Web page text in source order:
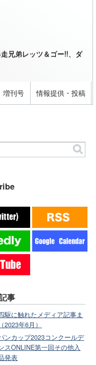
兄弟レッツ＆ゴー!!、ダ
増刊号 情報提供・投稿
事
駆に触れたメディア記事ま
2023年6月）
ンカップ2023コンクールデ
スONLINE第一回その他入
発表